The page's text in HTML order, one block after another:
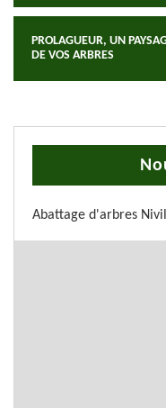
PROLAGUEUR, UN
DE VOS ARBRES
Abattage d'arbres